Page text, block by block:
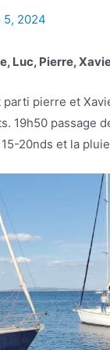
5, 2024
Luc, Pierre,
parti pierre et
19h50 passage
20nds et la